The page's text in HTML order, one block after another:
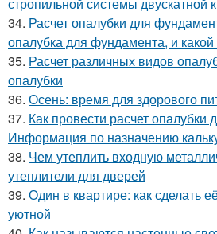
34. Расчет опалубки для
опалубка для фундамента, и
35. Расчет различных видов
опалубки
36. Осень: время для здорового
37. Как провести расчет опалубки
Информация по назначению
38. Чем утеплить входную
утеплители для дверей
39. Один в квартире: как сделать
уютной